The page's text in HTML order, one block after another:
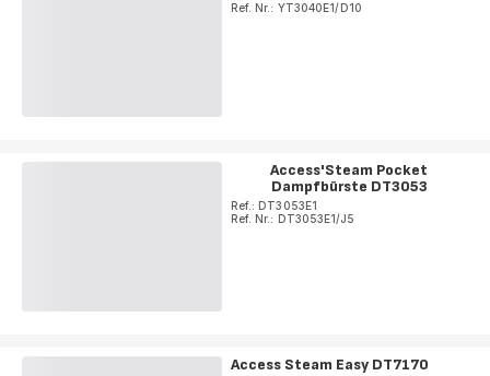
Ref. Nr.: YT3040E1/D10
Access'Steam Pocket
Dampfbürste DT3053
Ref.: DT3053E1
Ref. Nr.: DT3053E1/J5
Access Steam Easy DT7170